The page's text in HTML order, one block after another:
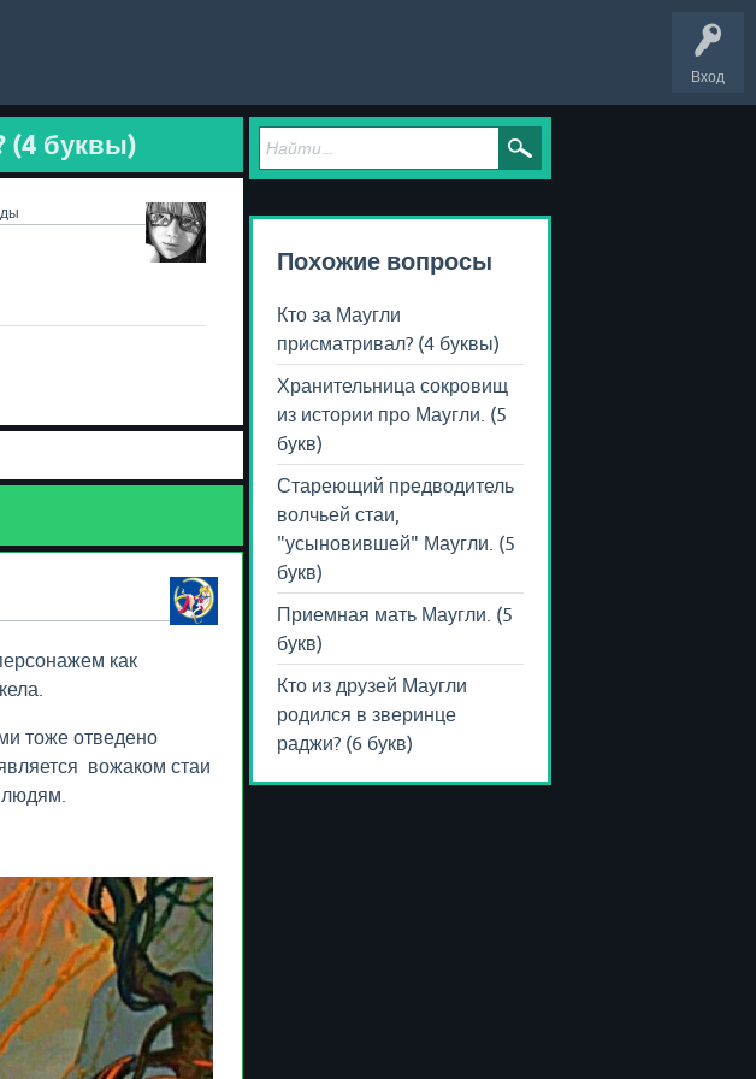
Вход
(4 буквы)
как
тоже отведено
вожаком стаи
Похожие вопросы
Кто за Маугли
присматривал? (4 буквы)
Хранительница сокровищ
из истории про Маугли. (5
букв)
Стареющий предводитель
волчьей стаи,
"усыновившей" Маугли. (5
букв)
Приемная мать Маугли. (5
букв)
Кто из друзей Маугли
родился в зверинце
раджи? (6 букв)